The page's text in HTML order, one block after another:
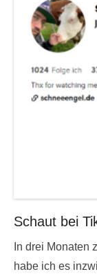
Schaut bei
In drei Monaten
habe ich es